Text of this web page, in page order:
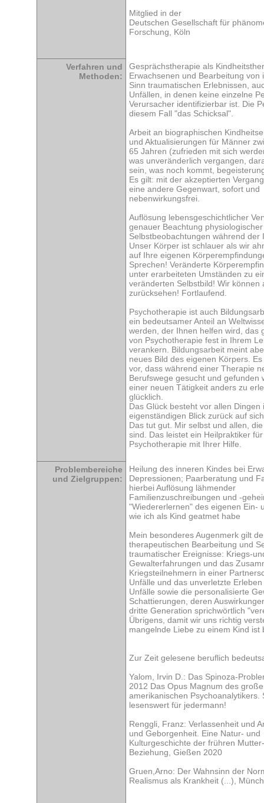
Mitglied in der
Deutschen Gesellschaft für
Forschung, Köln
Verfahren und
Methoden:
Gesprächstherapie als
Erwachsenen und Bearbeitung von
Sinn traumatischen Erlebnissen,
Unfällen, in denen keine einzelne
Verursacher identifizierbar ist. Die
diesem Fall "das Schicksal".
Arbeit an biographischen
und Aktualisierungen für Männer
65 Jahren (zufrieden mit sich
was unveränderlich vergangen,
sein, was noch kommt,
Es gilt: mit der akzeptierten
eine andere Gegenwart, sofort und
nebenwirkungsfrei.
Auflösung lebensgeschichtlicher
genauer Beachtung physiologischer
Selbstbeobachtungen während der
Unser Körper ist schlauer als wir
auf Ihre eigenen
Sprechen! Veränderte
unter erarbeiteten Umständen zu
veränderten Selbstbild! Wir können
zurücksehen! Fortlaufend.
Psychotherapie ist auch
ein bedeutsamer Anteil an
werden, der Ihnen helfen wird, das
von Psychotherapie fest in Ihrem
verankern. Bildungsarbeit meint
neues Bild des eigenen Körpers.
vor, dass während einer Therapie
Berufswege gesucht und gefunden
einer neuen Tätigkeit anders zu
glücklich.
Das Glück besteht vor allen Dingen
eigenständigen Blick zurück auf
Das tut gut. Mir selbst und allen,
sind. Das leistet ein Heilpraktiker für
Psychotherapie mit Ihrer Hilfe.
Problembereiche
und Zielgruppen:
Heilung des inneren Kindes bei
Depressionen; Paarberatung und
hierbei Auflösung lähmender
Familienzuschreibungen und -
"Wiedererlernen" des eigenen Ein-
wie ich als Kind geatmet habe
Mein besonderes Augenmerk gilt
therapeutischen Bearbeitung und
traumatischer Ereignisse: Kriegs-
Gewalterfahrungen und das
Kriegsteilnehmern in einer
Unfälle und das unverletzte
Unfälle sowie die personalisierte
Schattierungen, deren
dritte Generation sprichwörtlich
Übrigens, damit wir uns richtig
mangelnde Liebe zu einem Kind ist
Zur Zeit gelesene beruflich
Yalom, Irvin D.: Das Spinoza-
2012 Das Opus Magnum des
amerikanischen Psychoanalytikers.
lesenswert für jedermann!
Renggli, Franz: Verlassenheit und
und Geborgenheit. Eine Natur- und
Kulturgeschichte der frühren
Beziehung, Gießen 2020
Gruen,Arno: Der Wahnsinn der
Realismus als Krankheit (...),